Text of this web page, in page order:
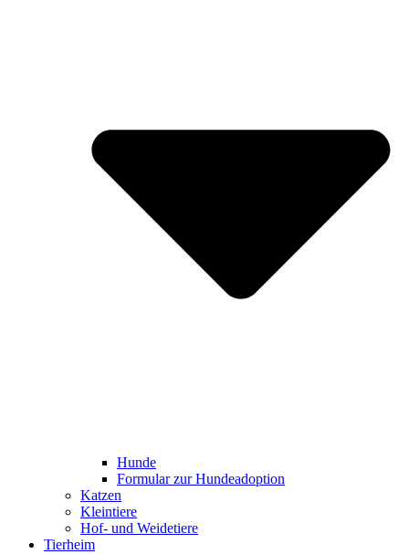
Hunde
Formular zur Hundeadoption
Katzen
Kleintiere
Hof- und Weidetiere
Tierheim